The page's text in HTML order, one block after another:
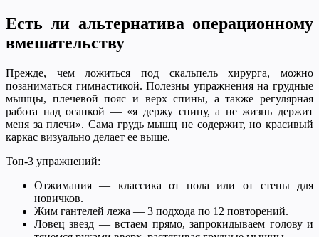
Есть ли альтернатива операционному
вмешательству
Прежде, чем ложиться под скальпель хирурга, можно
позаниматься гимнастикой. Полезны упражнения на грудные
мышцы, плечевой пояс и верх спины, а также регулярная
работа над осанкой — «я держу спину, а не жизнь держит
меня за плечи». Сама грудь мышц не содержит, но красивый
каркас визуально делает ее выше.
Топ-3 упражнений:
Отжимания — классика от пола или от стены для
новичков.
Жим гантелей лежа — 3 подхода по 12 повторений.
Ловец звезд — встаем прямо, запрокидываем голову и